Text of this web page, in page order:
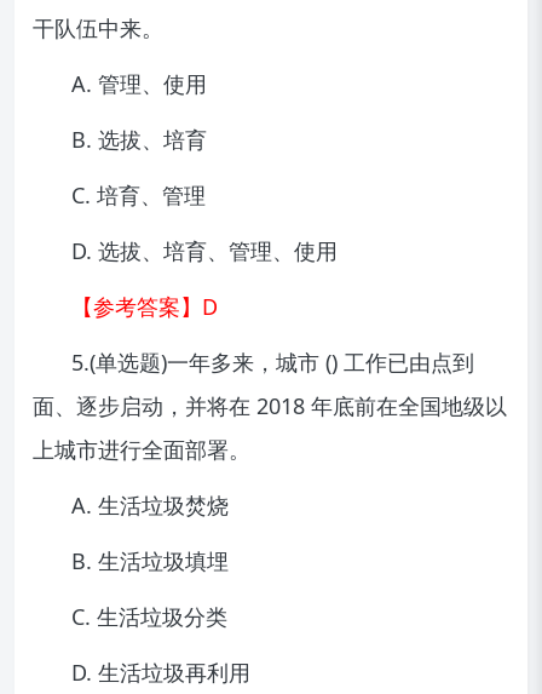
干队伍中来。
A. 管理、使用
B. 选拔、培育
C. 培育、管理
D. 选拔、培育、管理、使用
【参考答案】D
5.(单选题)一年多来，城市 () 工作已由点到
面、逐步启动，并将在 2018 年底前在全国地级以
上城市进行全面部署。
A. 生活垃圾焚烧
B. 生活垃圾填埋
C. 生活垃圾分类
D. 生活垃圾再利用